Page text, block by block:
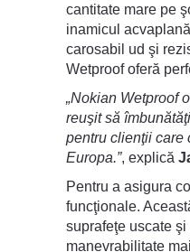
cantitate mare pe
inamicul
carosabil ud şi
Wetproof oferă
„Nokian Wetproof
reuşit să
pentru clienţii care
Europa.”, explică
Pentru a asigura
funcţionale.
suprafeţe uscate şi
manevrabilitate